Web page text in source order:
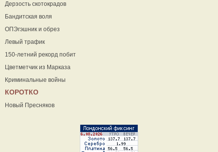
Дерзость скотокрадов
Бандитская воля
ОПЭгэшник и обрез
Левый трафик
150-летний рекорд побит
Цветметчик из Марказа
Криминальные войны
КОРОТКО
Новый Пресняков